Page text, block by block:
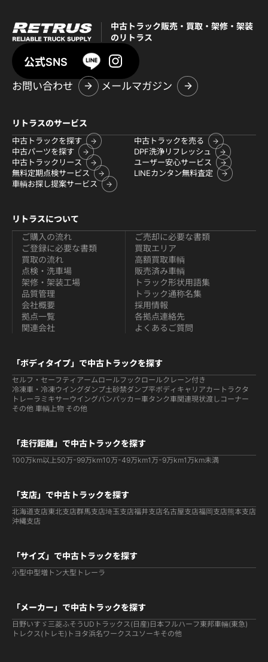
中古トラック販売・買取・架修・架装
のリトラス
公式SNS
お問い合わせ
メールマガジン
リトラスのサービス
中古トラックを探す
中古トラックを売る
中古パーツを探す
DPF洗浄リフレッシュ
中古トラックリース
ユーザー安心サービス
無料定期点検サービス
LINEカンタン無料査定
車輌お探し提案サービス
リトラスについて
ご購入の流れ
ご登録に必要な書類
買取の流れ
ご売却に必要な書類
買取エリア
高額買取車輌
点検・洗車場
架修・架装工場
品質管理
販売済み車輌
トラック形状用語集
トラック通称名集
会社概要
拠点一覧
関連会社
採用情報
各拠点連絡先
よくあるご質問
「ボディタイプ」で中古トラックを探す
セルフ・セーフティ アームロールフックロールクレーン付き
冷凍車・冷凍ウイングダンプ土砂禁ダンプ平ボディ キャリアカー トラクタ
トレーラ ミキサーウイングバンパッカー車タンク車関連現状渡しコーナー
その他 車輌上物 その他
「走行距離」で中古トラックを探す
100万km以上50万-99万km10万-49万km1万-9万km1万km未満
「支店」で中古トラックを探す
北海道支店東北支店群馬支店埼玉支店福井支店名古屋支店福岡支店熊本支店
沖縄支店
「サイズ」で中古トラックを探す
小型中型増トン大型 トレーラ
「メーカー」で中古トラックを探す
日野いすゞ 三菱ふそう UDトラックス(日産) 日本フルハーフ 東邦車輛(東急)
トレクス(トレモ) トヨタ浜名ワークスユソーキその他